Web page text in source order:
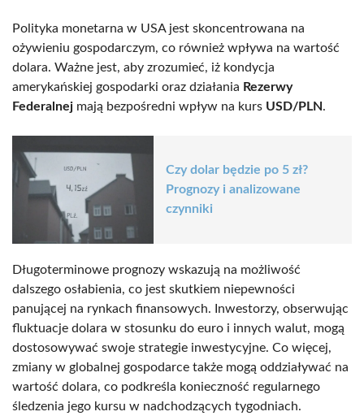
Polityka monetarna w USA jest skoncentrowana na
ożywieniu gospodarczym, co również wpływa na wartość
dolara. Ważne jest, aby zrozumieć, iż kondycja
amerykańskiej gospodarki oraz działania Rezerwy
Federalnej mają bezpośredni wpływ na kurs USD/PLN.
Czy dolar będzie po 5 zł?
Prognozy i analizowane
czynniki
Długoterminowe prognozy wskazują na możliwość
dalszego osłabienia, co jest skutkiem niepewności
panującej na rynkach finansowych. Inwestorzy, obserwując
fluktuacje dolara w stosunku do euro i innych walut, mogą
dostosowywać swoje strategie inwestycyjne. Co więcej,
zmiany w globalnej gospodarce także mogą oddziaływać na
wartość dolara, co podkreśla konieczność regularnego
śledzenia jego kursu w nadchodzących tygodniach.